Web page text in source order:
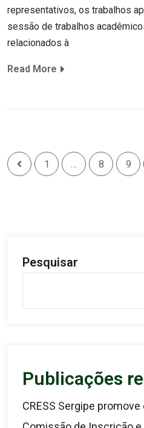
representativos, os trabalhos
sessão de trabalhos
relacionados à
Read More
1 … 8 9
Pesquisar
Publicações
CRESS Sergipe